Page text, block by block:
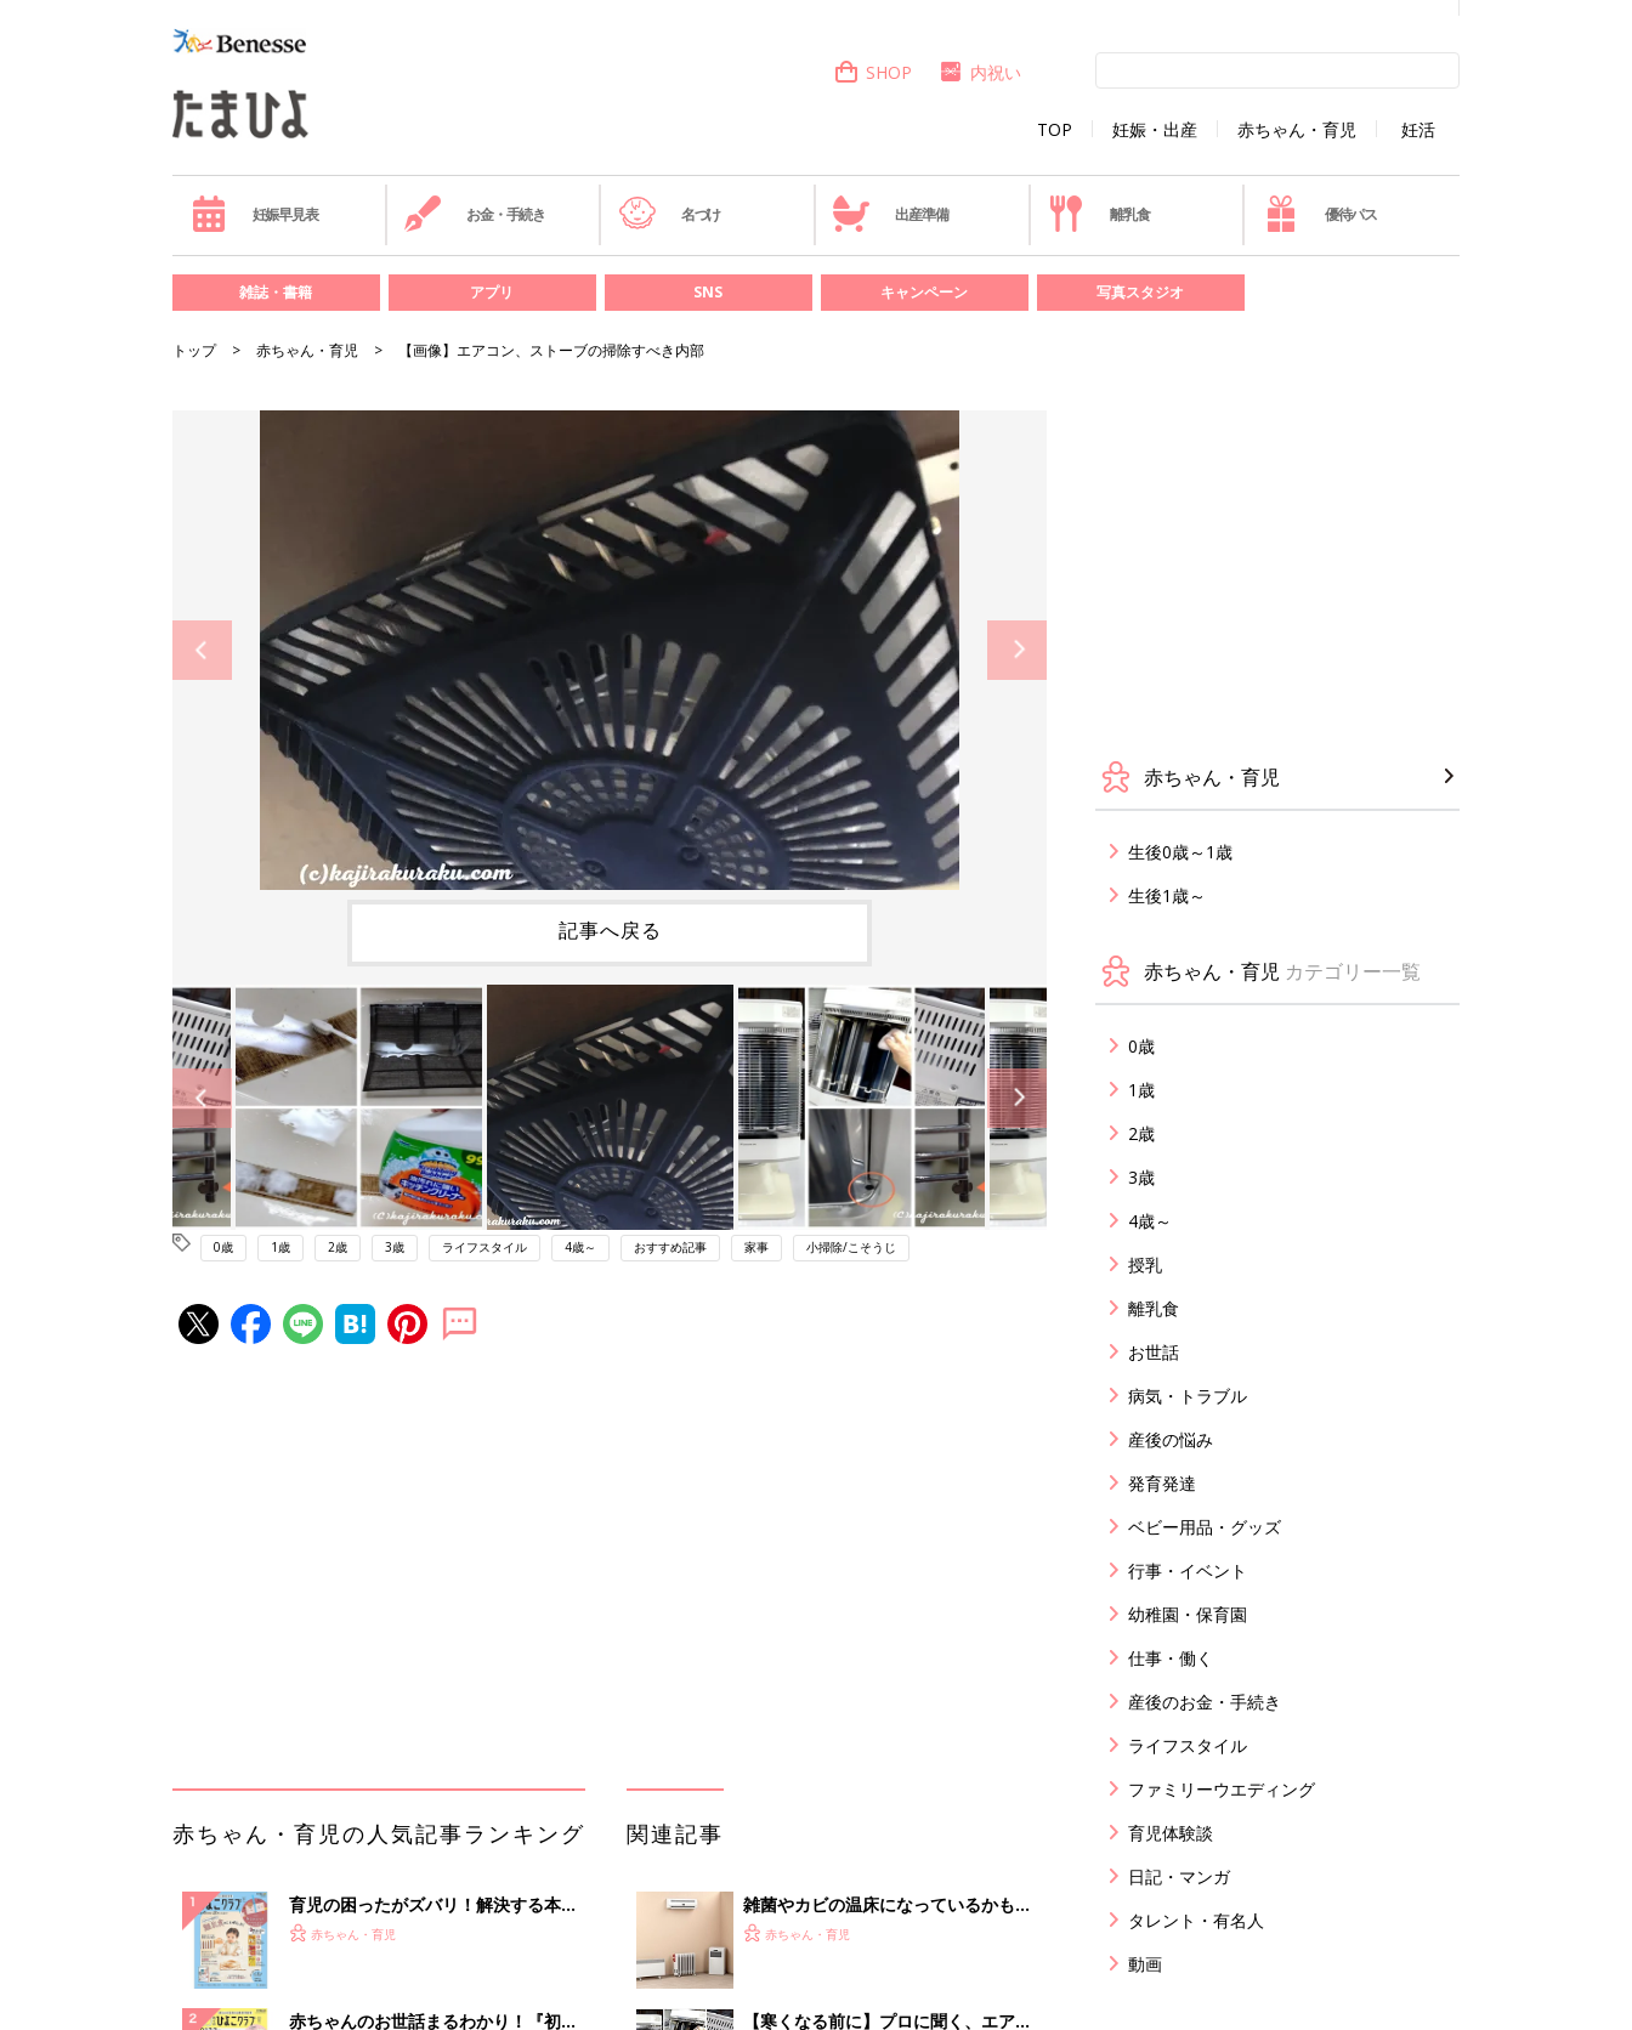
TOP 妊娠・出産 赤ちゃん・育児 妊活
SHOP 内祝い
妊娠早見表 お金・手続き 名づけ 出産準備 離乳食 優待パス
雑誌・書籍 アプリ SNS キャンペーン 写真スタジオ
トップ 赤ちゃん・育児 【画像】エアコン、ストーブの掃除すべき内部
記事へ戻る
0歳 1歳 2歳 3歳 ライフスタイル 4歳～ おすすめ記事 家事 小掃除/こそうじ
るだけで得する事とは
PR（イエウール）
ランキングをもっと見る
専門家に聞く
題？
赤ちゃん・育児
生後0歳～1歳
生後1歳～
赤ちゃん・育児 カテゴリー一覧
0歳
1歳
2歳
3歳
4歳～
授乳
離乳食
お世話
病気・トラブル
産後の悩み
発育発達
ベビー用品・グッズ
行事・イベント
幼稚園・保育園
仕事・働く
産後のお金・手続き
ライフスタイル
ファミリーウエディング
育児体験談
日記・マンガ
タレント・有名人
動画